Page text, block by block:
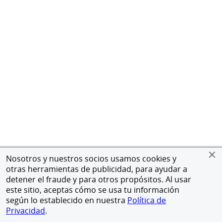
Nosotros y nuestros socios usamos cookies y
otras herramientas de publicidad, para ayudar a
detener el fraude y para otros propósitos. Al usar
este sitio, aceptas cómo se usa tu información
según lo establecido en nuestra Política de
Privacidad.